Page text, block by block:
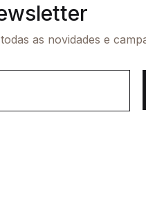
as novidades e